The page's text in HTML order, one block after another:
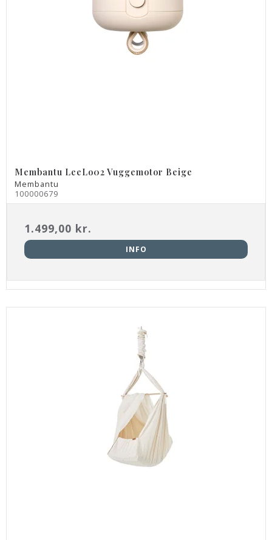
Membantu LeeLo02 Vuggemotor Beige
Membantu
100000679
1.499,00 kr.
INFO